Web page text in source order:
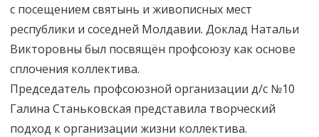
с посещением святынь и живописных мест
республики и соседней Молдавии. Доклад Натальи
Викторовны был посвящён профсоюзу как основе
сплочения коллектива.
Председатель профсоюзной организации д/с №10
Галина Станьковская представила творческий
подход к организации жизни коллектива.